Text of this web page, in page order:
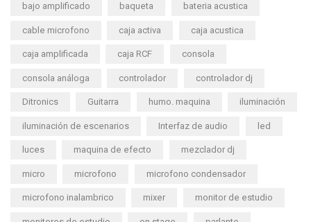
bajo amplificado baqueta bateria acustica
cable microfono caja activa caja acustica
caja amplificada caja RCF consola
consola análoga controlador controlador dj
Ditronics Guitarra humo. maquina iluminación
iluminación de escenarios Interfaz de audio led
luces maquina de efecto mezclador dj
micro microfono microfono condensador
microfono inalambrico mixer monitor de estudio